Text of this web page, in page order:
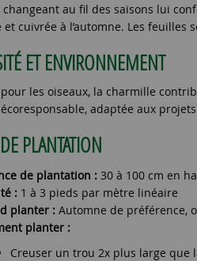
changeant au fil des saisons lui
cuivrée à l’automne. Les
ET ENVIRONNEMENT
les oiseaux, la charmille
adaptée aux
PLANTATION
de plantation : 30 à 100 cm en
: 1 à 3 pieds par mètre linéaire
planter : Automne de préférence,
planter :
Creuser un trou 2x plus large que